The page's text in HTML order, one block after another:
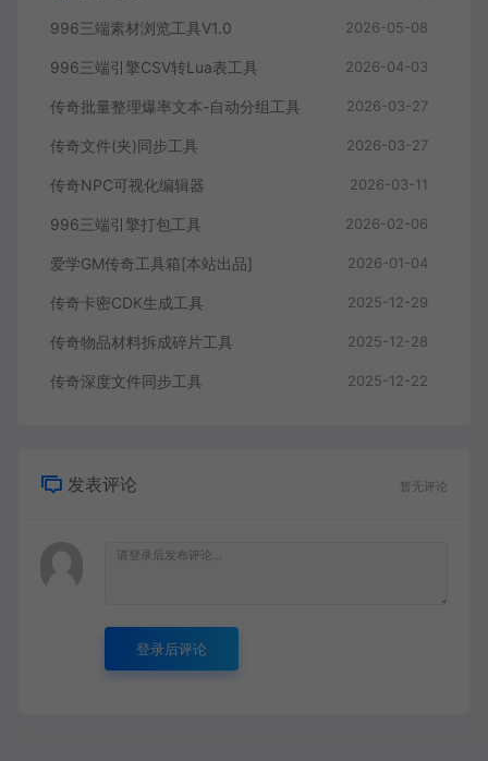
996三端素材浏览工具V1.0 2026-05-08
996三端引擎CSV转Lua表工具 2026-04-03
传奇批量整理爆率文本-自动分组工具 2026-03-27
传奇文件(夹)同步工具 2026-03-27
传奇NPC可视化编辑器 2026-03-11
996三端引擎打包工具 2026-02-06
爱学GM传奇工具箱[本站出品] 2026-01-04
传奇卡密CDK生成工具 2025-12-29
传奇物品材料拆成碎片工具 2025-12-28
传奇深度文件同步工具 2025-12-22
发表评论 暂无评论
登录后评论